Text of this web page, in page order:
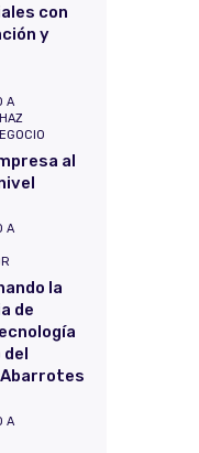
con
y
A
HAZ
al
A
la
de
del
A